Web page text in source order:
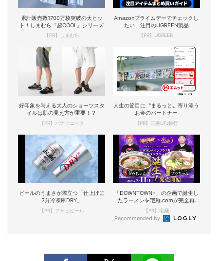
累計販売数1700万枚突破の大ヒッ
ト！しまむら『超COOL』シリーズ
【PR】しまむら
Amazonプライムデーでチェックし
たい、注目のUGREEN製品
【PR】UGREEN
好印象を与える大人のショーツスタ
イルは肌の見え方が重要！？
【PR】パナソニック
人生の節目に〝まるっと〟寄り添う
お金のパートナー
【PR】三菱UFJ銀行
ビールのうまさが際立つ「仕上げに
3分冷凍庫DRY」
【PR】アサヒビール
「DOWNTOWN+」の企画で誕生し
たラーメンを宅麺.comが完全再
現！
【PR】宅麺
Recommended by